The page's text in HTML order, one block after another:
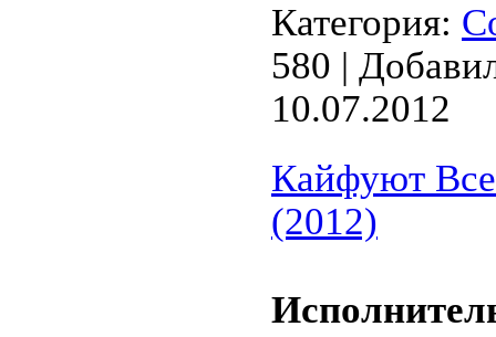
Категория:
580 |
10.07.2012
Кайфуют
(2012)